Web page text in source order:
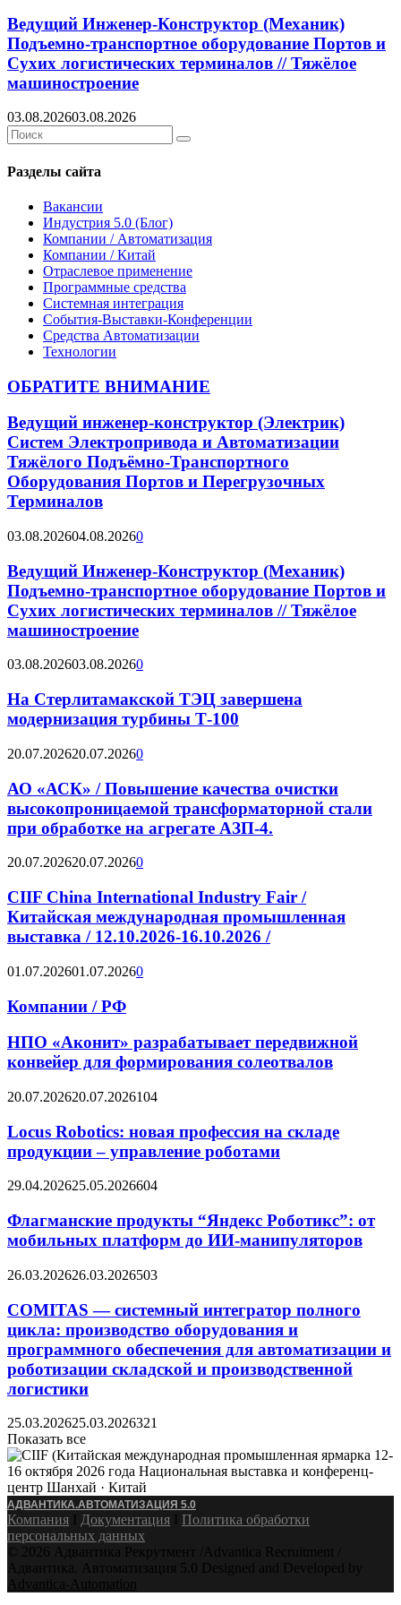
Ведущий Инженер-Конструктор (Механик)
Подъемно-транспортное оборудование Портов и
Сухих логистических терминалов // Тяжёлое
машиностроение
03.08.202603.08.2026
Search
for:
Search
Разделы сайта
Вакансии
Индустрия 5.0 (Блог)
Компании / Автоматизация
Компании / Китай
Отраслевое применение
Программные средства
Системная интеграция
События-Выставки-Конференции
Средства Автоматизации
Технологии
ОБРАТИТЕ ВНИМАНИЕ
Ведущий инженер-конструктор (Электрик)
Систем Электропривода и Автоматизации
Тяжёлого Подъёмно-Транспортного
Оборудования Портов и Перегрузочных
Терминалов
03.08.202604.08.20260
Ведущий Инженер-Конструктор (Механик)
Подъемно-транспортное оборудование Портов и
Сухих логистических терминалов // Тяжёлое
машиностроение
03.08.202603.08.20260
На Стерлитамакской ТЭЦ завершена
модернизация турбины Т-100
20.07.202620.07.20260
АО «АСК» / Повышение качества очистки
высокопроницаемой трансформаторной стали
при обработке на агрегате АЗП-4.
20.07.202620.07.20260
CIIF China International Industry Fair /
Китайская международная промышленная
выставка / 12.10.2026-16.10.2026 /
01.07.202601.07.20260
Компании / РФ
НПО «Аконит» разрабатывает передвижной
конвейер для формирования солеотвалов
20.07.202620.07.2026104
Locus Robotics: новая профессия на складе
продукции – управление роботами
29.04.202625.05.2026604
Флагманские продукты “Яндекс Роботикс”: от
мобильных платформ до ИИ-манипуляторов
26.03.202626.03.2026503
COMITAS — системный интегратор полного
цикла: производство оборудования и
программного обеспечения для автоматизации и
роботизации складской и производственной
логистики
25.03.202625.03.2026321
Показать все
АДВАНТИКА.АВТОМАТИЗАЦИЯ 5.0
Компания Ӏ Документация Ӏ Политика обработки
персональных данных
© 2026 Адвантика Рекрутмент /Advantica Recruitment /
Адвантика. Автоматизация 5.0 Designed and Developed by
Advantica-Automation